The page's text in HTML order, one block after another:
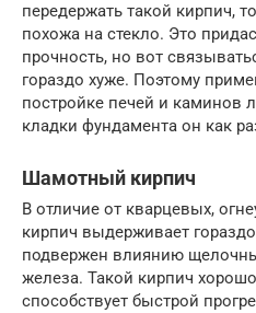
передержать такой кирпич,
похожа на стекло. Это
прочность, но вот
гораздо хуже. Поэтому
постройке печей и каминов
кладки фундамента он как
Шамотный кирпич
В отличие от кварцевых,
кирпич выдерживает
подвержен влиянию
железа. Такой кирпич
способствует быстрой